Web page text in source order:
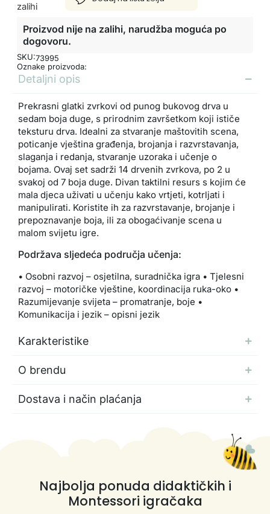
zalihi
Proizvod nije na zalihi, narudžba moguća po
dogovoru.
SKU:73995
Oznake proizvoda:
Detaljni opis
Prekrasni glatki zvrkovi od punog bukovog drva u
sedam boja duge, s prirodnim završetkom koji ističe
teksturu drva. Idealni za stvaranje maštovitih scena,
poticanje vještina građenja, brojanja i razvrstavanja,
slaganja i redanja, stvaranje uzoraka i učenje o
bojama. Ovaj set sadrži 14 drvenih zvrkova, po 2 u
svakoj od 7 boja duge. Divan taktilni resurs s kojim će
mala djeca uživati u učenju kako vrtjeti, kotrljati i
manipulirati. Koristite ih za razvrstavanje, brojanje i
prepoznavanje boja, ili za obogaćivanje scena u
malom svijetu igre.
Podržava sljedeća područja učenja:
• Osobni razvoj – osjetilna, suradnička igra • Tjelesni
razvoj – motoričke vještine, koordinacija ruka-oko •
Razumijevanje svijeta – promatranje, boje •
Komunikacija i jezik – opisni jezik
Karakteristike
O brendu
Dostava i način plaćanja
Najbolja ponuda didaktičkih i
Montessori igračaka